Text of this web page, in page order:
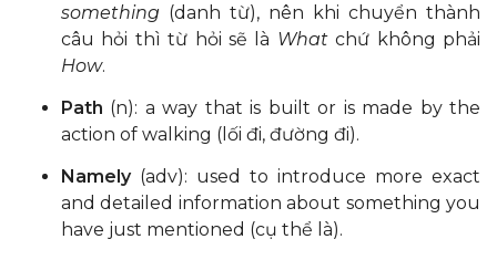
something (danh từ), nên khi chuyển thành
câu hỏi thì từ hỏi sẽ là Whatchứ không phải
How.
Path (n): a way that is built or is made by the
action of walking (lối đi, đường đi).
Namely(adv): used to introduce more exact
and detailed information about something you
have just mentioned (cụ thể là).